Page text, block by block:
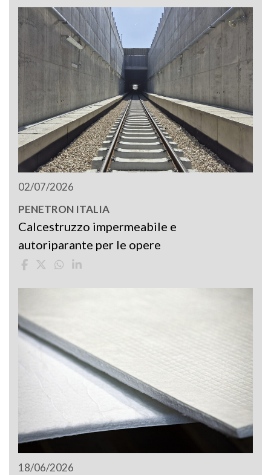
02/07/2026
PENETRON ITALIA
Calcestruzzo impermeabile e
autoriparante per le opere
18/06/2026